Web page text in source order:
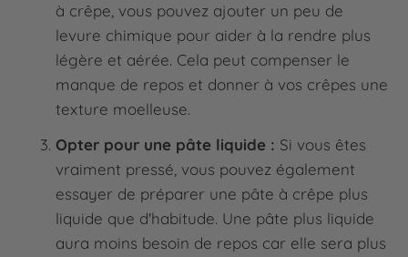
à crêpe, vous pouvez ajouter un peu de
levure chimique pour aider à la rendre plus
légère et aérée. Cela peut compenser le
manque de repos et donner à vos crêpes une
texture moelleuse.
Opter pour une pâte liquide : Si vous êtes
vraiment pressé, vous pouvez également
essayer de préparer une pâte à crêpe plus
liquide que d'habitude. Une pâte plus liquide
aura moins besoin de repos car elle sera plus